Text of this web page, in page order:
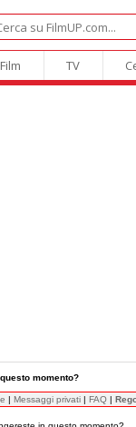
Film TV
momento?
| Messaggi privati | FAQ |